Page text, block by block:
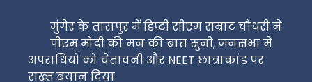
मुंगेर के तारापुर में डिप्टी सीएम सम्राट चौधरी ने
पीएम मोदी की मन की बात सुनी, जनसभा में
अपराधियों को चेतावनी और NEET छात्राकांड पर
सख्त बयान दिया